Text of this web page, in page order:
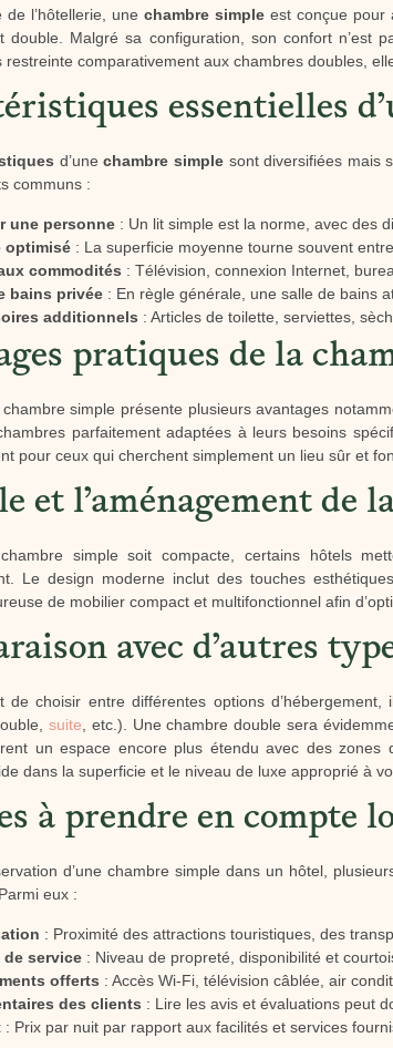
l’hôtellerie, une chambre simpleest conçue pour
double. Malgré sa configuration, son confort n’est
restreinte comparativement aux chambres doubles,
essentielles
d’unechambre simplesont diversifiées mais
communs :
une personne : Un lit simple est la norme, avec des
optimisé : La superficie moyenne tourne souvent
commodités : Télévision, connexion Internet,
bains privée : En règle générale, une salle de bains
additionnels : Articles de toilette, serviettes,
pratiques de la
simple présente plusieurs avantages
parfaitement adaptées à leurs besoins
pour ceux qui cherchent simplement un lieu sûr et
et l’aménagement de
simple soit compacte, certains hôtels
Le design moderne inclut des touches
de mobilier compact et multifonctionnel afin
avec d’autres
de choisir entre différentes options
suite , etc.). Une chambre double sera
un espace encore plus étendu avec des
dans la superficie et le niveau de luxe approprié à
à prendre en compte
d’une chambre simple dans un hôtel,
eux :
: Proximité des attractions touristiques, des
de service : Niveau de propreté, disponibilité et
offerts : Accès Wi-Fi, télévision câblée, air
des clients : Lire les avis et évaluations peut
: Prix par nuit par rapport aux facilités et services